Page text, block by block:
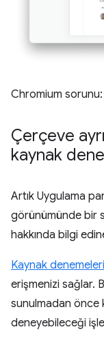
Chromium sorunu:
Çerçeve
kaynak
Artık Uygulama
görünümünde bir
hakkında bilgi
Kaynak denemeleri
erişmenizi sağlar.
sunulmadan önce
deneyebileceği